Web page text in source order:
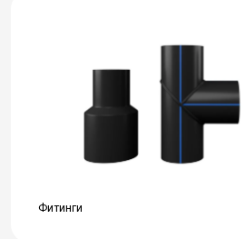
Фитинги